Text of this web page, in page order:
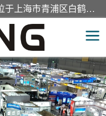
上海日朗展览服务有限公司位于上海市青浦区白鹤镇，营业范围有展览展示会务服务，室内装饰设计及施工，展示道具设计制作，舞台设计，图文设计，灯箱制作，园林绿化工程，广告装潢材料，建筑材料，办公用品，工艺礼品日用百货销售。
活动会议执行
专柜制作